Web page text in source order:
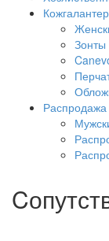
Зонты
Распродажа